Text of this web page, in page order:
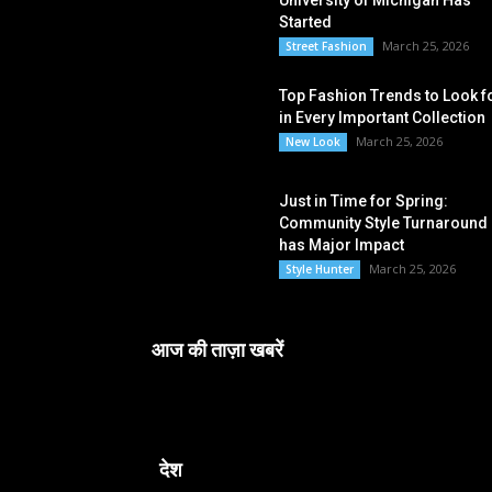
Started
Street Fashion March 25, 2026
Top Fashion Trends to Look
in Every Important Collection
New Look March 25, 2026
Just in Time for Spring:
Community Style Turnaround
has Major Impact
Style Hunter March 25, 2026
आज की ताज़ा खबरें
देश